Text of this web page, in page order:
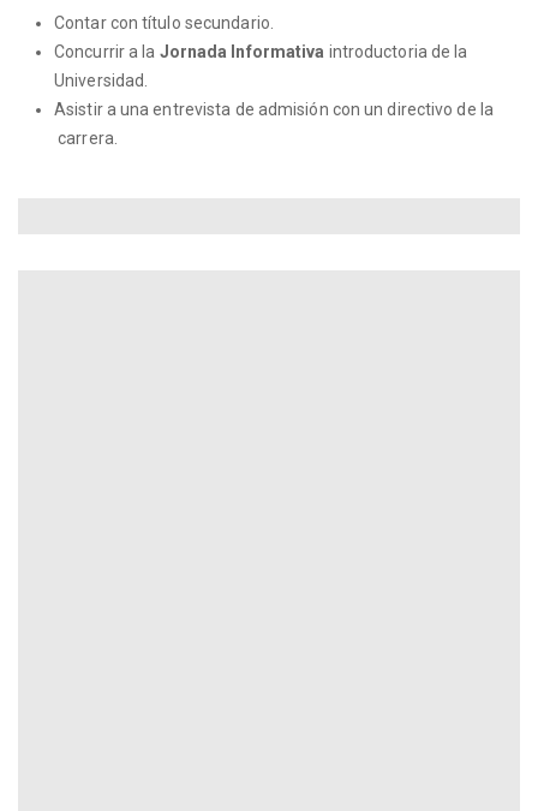
Contar con título secundario.
Concurrir a la Jornada Informativa introductoria de la
Universidad.
Asistir a una entrevista de admisión con un directivo de la
carrera.